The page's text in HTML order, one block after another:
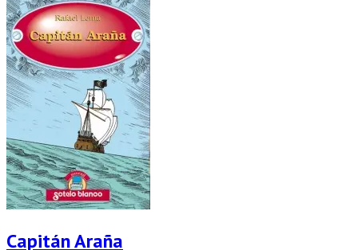
Capitán Araña